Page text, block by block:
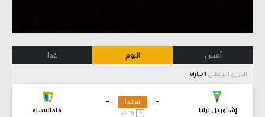
أمس اليوم غدا
الدوري البرتغالي
-
إشتوريل برايا
-
فاماليساو
لم تبدأ
22:15